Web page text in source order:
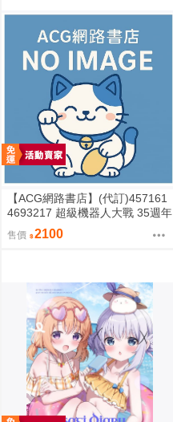
【ACG網路書店】(代訂)457161
4693217 超級機器人大戰 35週年
紀念 JAM Project 主題歌完整專
輯 通常盤
售價 2100